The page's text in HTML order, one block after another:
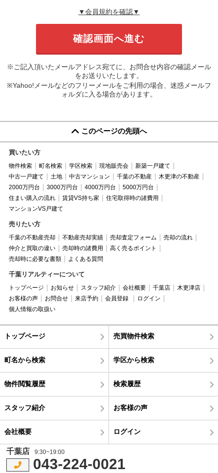
▼会員規約を確認▼
※ご記入頂いたメールアドレス宛てに、お問合せ内容の確認メール
をお送りいたします。
※Yahoo!メールなどのフリーメールをご利用の場合、迷惑メールフ
ォルダに入る場合があります。
このページの先頭へ
買いたい方
物件検索 町名検索 学区検索 現地販売会
新築一戸建て
中古一戸建て
土地 中古マンション 千葉の不動産
木更津の不動産
2000万円台
3000万円台 4000万円台
5000万円台
住まい購入の流れ
賃貸VS持ち家
住宅取得時の諸費用
マンションVS戸建て
売りたい方
千葉の不動産売却 不動産売却実績 売却査定フォーム
売却の流れ
仲介と買取の違い
売却時の諸費用
高く売るポイント
売却時に必要な書類
よくある質問
千葉リアルティーについて
トップページ お知らせ スタッフ紹介 会社概要 千葉店
木更津店
お客様の声
お問合せ 来店予約 会員登録
ログイン
個人情報の取扱い
トップページ 売買物件検索
町名から検索 学区から検索
物件閲覧履歴 検索履歴
スタッフ紹介 お客様の声
会社概要 ログイン
千葉店 9:30~19:00
043-224-0021